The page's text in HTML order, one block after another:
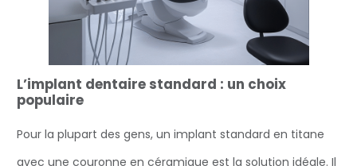
L’implant dentaire standard : un choix
populaire
Pour la plupart des gens, un implant standard en titane
avec une couronne en céramique est la solution idéale. Il